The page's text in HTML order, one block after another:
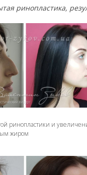
ринопластика,
ринопластики и
жиром